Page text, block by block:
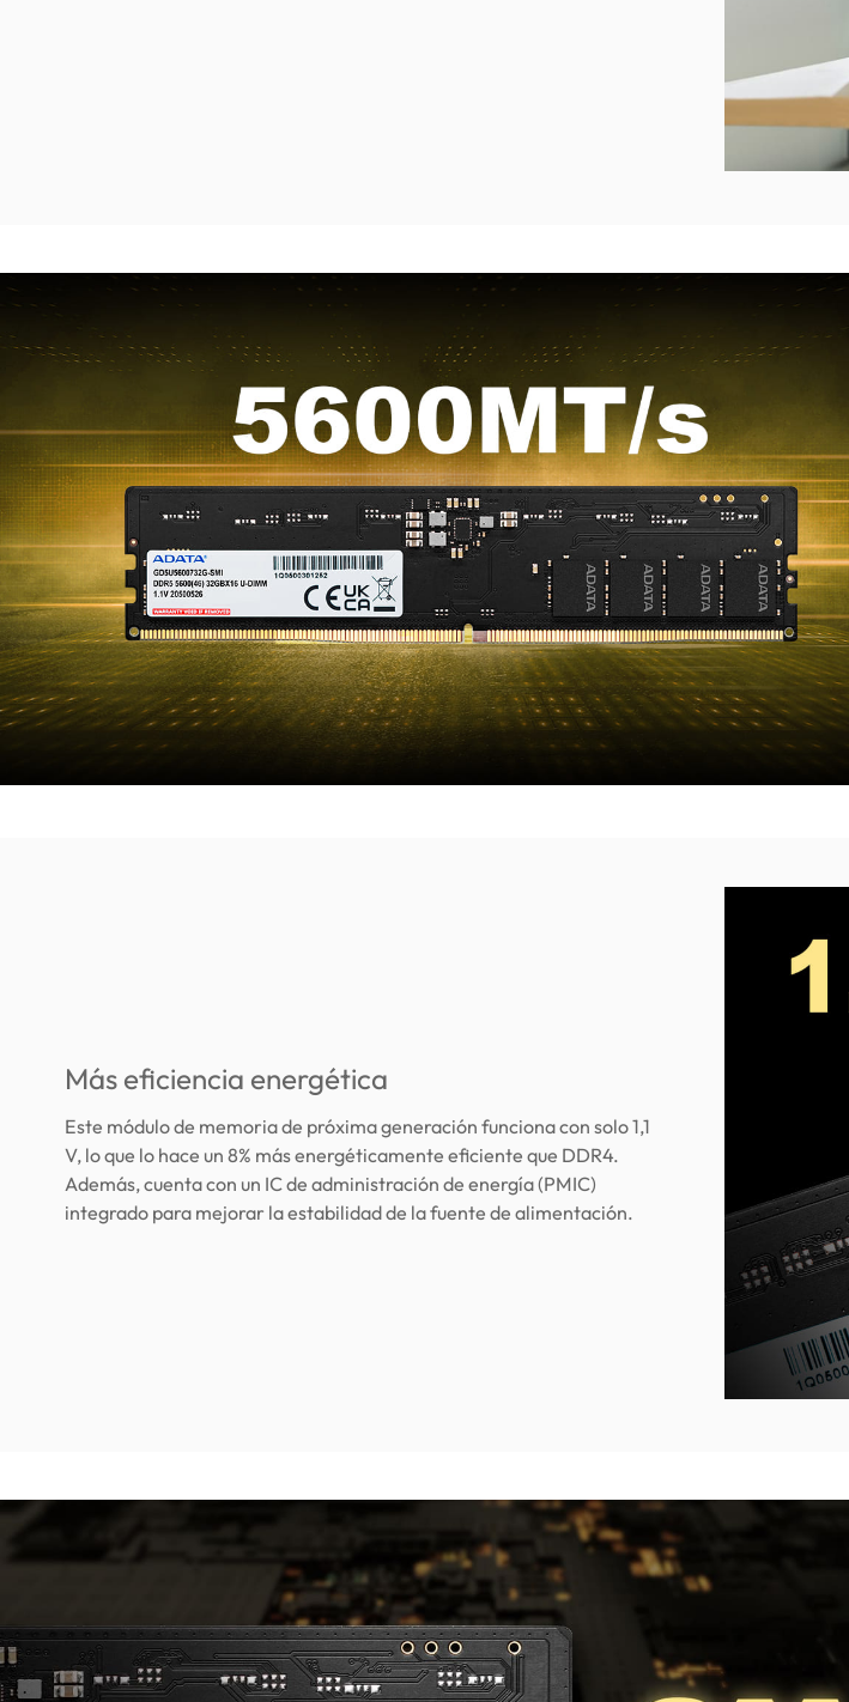
Más eficiencia energética
Este módulo de memoria de próxima generación funciona con solo 1,1
V, lo que lo hace un 8% más energéticamente eficiente que DDR4.
Además, cuenta con un IC de administración de energía (PMIC)
integrado para mejorar la estabilidad de la fuente de alimentación.